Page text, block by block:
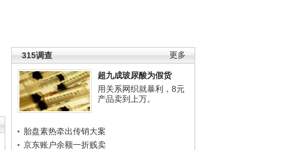
更多
315调查
超九成玻尿酸为假货
用关系网织就暴利，8元
产品卖到上万。
胎盘素热牵出传销大案
京东账户余额一折贱卖